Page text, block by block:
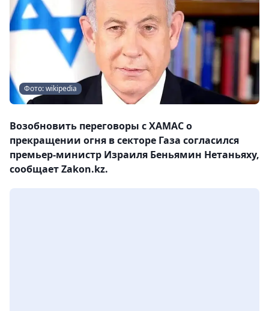
Фото: wikipedia
Возобновить переговоры с ХАМАС о
прекращении огня в секторе Газа согласился
премьер-министр Израиля Беньямин Нетаньяху,
сообщает Zakon.kz.